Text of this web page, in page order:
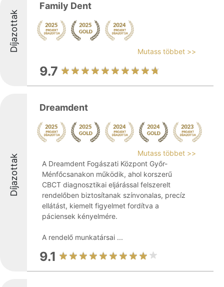
Díjazottak
Family Dent
Mutass többet >>
9.7
Díjazottak
Dreamdent
Mutass többet >>
A Dreamdent Fogászati Központ Győr-
Ménfőcsanakon működik, ahol korszerű
CBCT diagnosztikai eljárással felszerelt
rendelőben biztosítanak színvonalas, precíz
ellátást, kiemelt figyelmet fordítva a
páciensek kényelmére.
A rendelő munkatársai ...
9.1